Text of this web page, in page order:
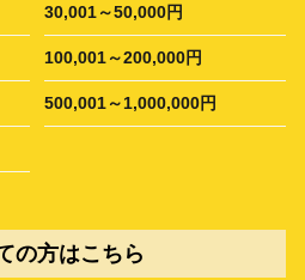
30,001～50,000円
100,001～200,000円
500,001～1,000,000円
の方はこちら